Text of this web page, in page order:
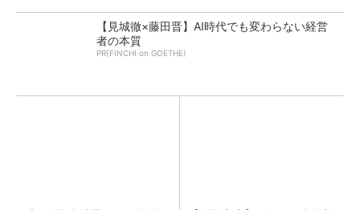
【見城徹×藤田晋】AI時代でも変わらない経営
者の本質
PR(FINCHI on GOETHE)